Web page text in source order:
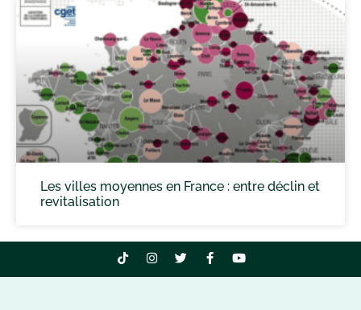
Les villes moyennes en France : entre déclin et
revitalisation